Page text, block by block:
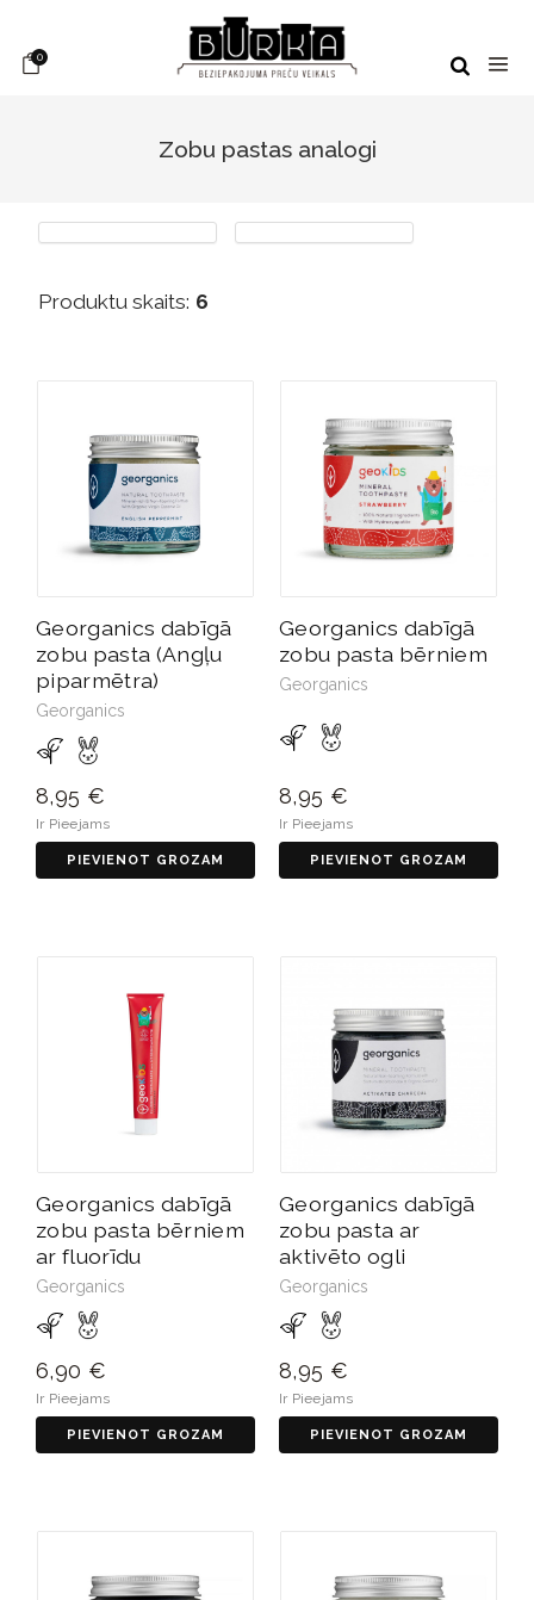
0
Zobu pastas analogi
Produktu skaits: 6
Georganics dabīgā
zobu pasta (Angļu
piparmētra)
Georganics
8,95 €
Ir Pieejams
PIEVIENOT GROZAM
Georganics dabīgā
zobu pasta bērniem
Georganics
8,95 €
Ir Pieejams
PIEVIENOT GROZAM
Georganics dabīgā
zobu pasta bērniem
ar fluorīdu
Georganics
6,90 €
Ir Pieejams
PIEVIENOT GROZAM
Georganics dabīgā
zobu pasta ar
aktivēto ogli
Georganics
8,95 €
Ir Pieejams
PIEVIENOT GROZAM